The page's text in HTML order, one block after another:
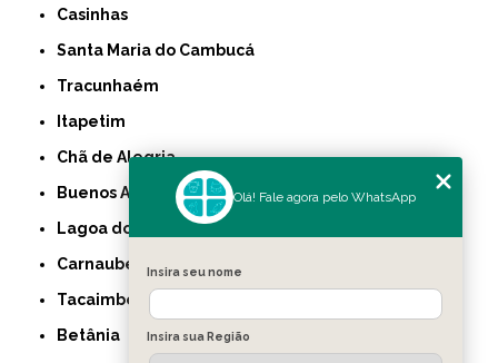
Casinhas
Santa Maria do Cambucá
Tracunhaém
Itapetim
Chã de Alegria
Buenos Aires
Lagoa do Ouro
Carnaubeira da Penha
Tacaimbó
Betânia
Olá! Fale agora pelo WhatsApp
Insira seu nome
Insira sua Região